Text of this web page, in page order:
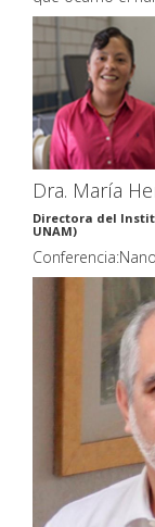
Dra. María
Directora del
UNAM)